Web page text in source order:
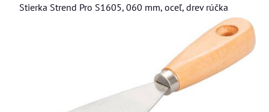
Stierka Strend Pro S1605, 060 mm, oceľ, drev rúčka